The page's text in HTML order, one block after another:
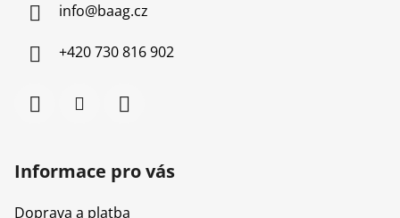
info@baag.cz
+420 730 816 902
Informace pro vás
Doprava a platba